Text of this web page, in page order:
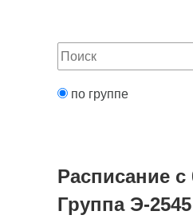
по группе
Расписание с
Группа Э-2545